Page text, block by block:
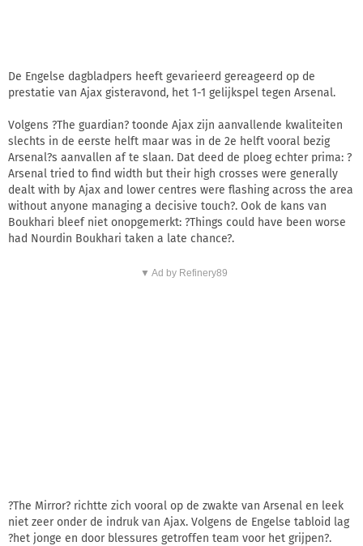
De Engelse dagbladpers heeft gevarieerd gereageerd op de
prestatie van Ajax gisteravond, het 1-1 gelijkspel tegen Arsenal.
Volgens ?The guardian? toonde Ajax zijn aanvallende kwaliteiten
slechts in de eerste helft maar was in de 2e helft vooral bezig
Arsenal?s aanvallen af te slaan. Dat deed de ploeg echter prima: ?
Arsenal tried to find width but their high crosses were generally
dealt with by Ajax and lower centres were flashing across the area
without anyone managing a decisive touch?. Ook de kans van
Boukhari bleef niet onopgemerkt: ?Things could have been worse
had Nourdin Boukhari taken a late chance?.
▼ Ad by Refinery89
?The Mirror? richtte zich vooral op de zwakte van Arsenal en leek
niet zeer onder de indruk van Ajax. Volgens de Engelse tabloid lag
?het jonge en door blessures getroffen team voor het grijpen?.